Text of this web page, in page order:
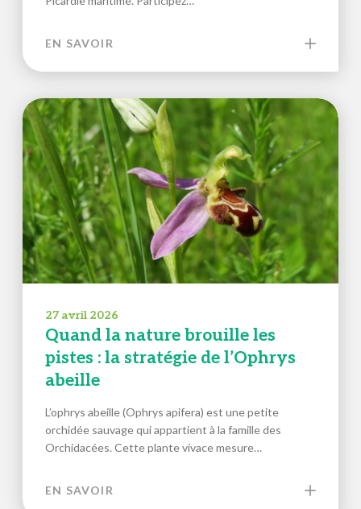
EN SAVOIR
27 avril 2026
Quand la nature brouille les
pistes : la stratégie de l’Ophrys
abeille
L’ophrys abeille (Ophrys apifera) est une petite
orchidée sauvage qui appartient à la famille des
Orchidacées. Cette plante vivace mesure…
EN SAVOIR